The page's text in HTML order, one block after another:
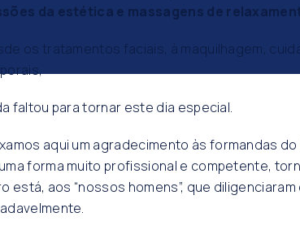
da estética e massagens de
os tratamentos faciais, à maquilhagem,
faltou para tornar este dia especial.
aqui um agradecimento às formandas do
forma muito profissional e competente,
está, aos “nossos homens”, que